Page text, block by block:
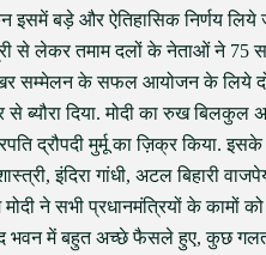
इसमें बड़े और ऐतिहासिक निर्णय
से लेकर तमाम दलों के नेताओं ने
सम्मेलन के सफल आयोजन के लिये
ब्यौरा दिया. मोदी का रुख बिलकुल
द्रौपदी मुर्मू का ज़िक्र
इंदिरा गांधी, अटल बिहारी
ने सभी प्रधानमंत्रियों के कामों
भवन में बहुत अच्छे फैसले हुए, कुछ